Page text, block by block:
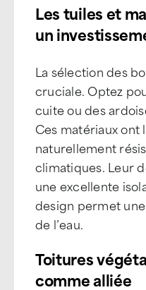
Les tuiles et
un
La sélection des
cruciale. Optez
cuite ou des
Ces matériaux ont
naturellement
climatiques. Leur
une excellente
design permet
de l’eau.
Toitures
comme alliée